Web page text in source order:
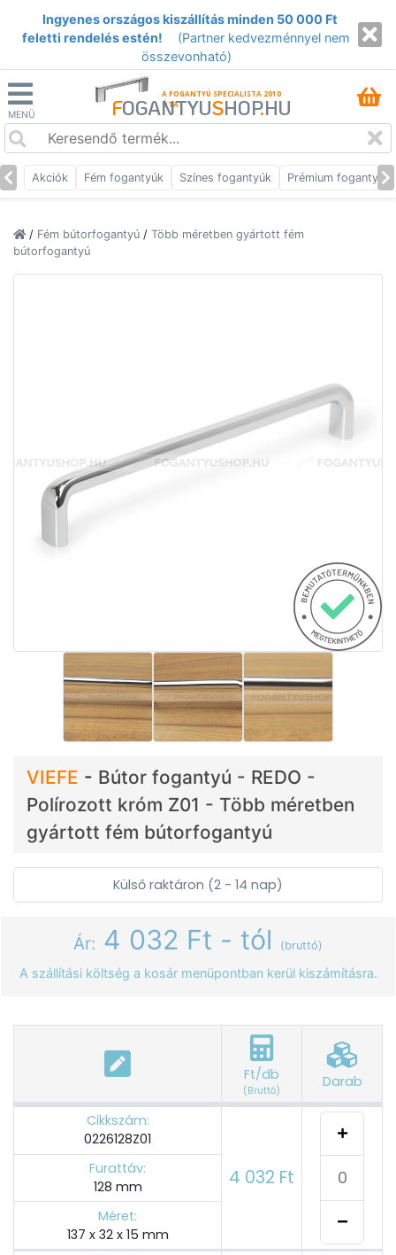
Ingyenes országos kiszállítás minden 50 000 Ft
feletti rendelés estén!
(Partner kedvezménnyel nem
összevonható)
MENÜ
A FOGANTYÚ SPECIALISTA 2010
ÓTA
FOGANTYUSHOP.HU
Akciók Fém fogantyúk Színes fogantyúk Prémium fogantyúk
/ Fém bútorfogantyú / Több méretben gyártott fém
bútorfogantyú
VIEFE - Bútor fogantyú - REDO -
Polírozott króm Z01 - Több méretben
gyártott fém bútorfogantyú
Külső raktáron (2 - 14 nap)
Ár: 4 032 Ft - tól (bruttó)
A szállítási költség a kosár menüpontban kerül kiszámításra.
Ft/db
(Bruttó)
Darab
Cikkszám:
0226128Z01
4 032 Ft
Furattáv:
128 mm
Méret:
137 x 32 x 15 mm